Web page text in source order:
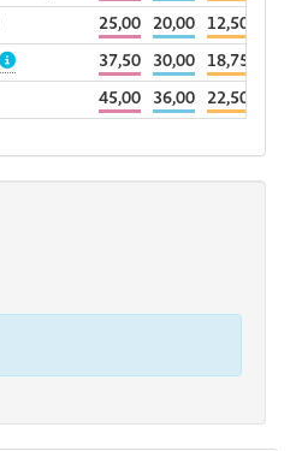
25,00 20,00
12,50
37,50 30,00
18,75
45,00 36,00 22,50